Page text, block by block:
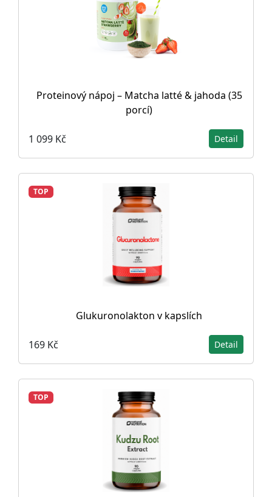
Proteinový nápoj – Matcha latté & jahoda (35
porcí)
1 099 Kč Detail
TOP
Glukuronolakton v kapslích
169 Kč Detail
TOP